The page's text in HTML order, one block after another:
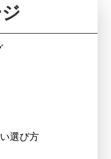
選び方